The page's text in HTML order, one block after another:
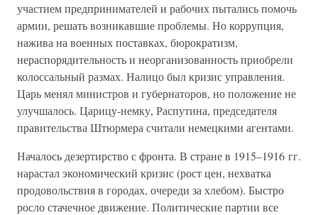
участием предпринимателей и рабочих пытались помочь
армии, решать возникавшие проблемы. Но коррупция,
нажива на военных поставках, бюрократизм,
нераспорядительность и неорганизованность приобрели
колоссальный размах. Налицо был кризис управления.
Царь менял министров и губернаторов, но положение не
улучшалось. Царицу-немку, Распутина, председателя
правительства Штюрмера считали немецкими агентами.
Началось дезертирство с фронта. В стране в 1915–1916 гг.
нарастал экономический кризис (рост цен, нехватка
продовольствия в городах, очереди за хлебом). Быстро
росло стачечное движение. Политические партии все